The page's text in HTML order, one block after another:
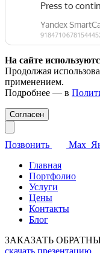
На сайте
Продолжая
применением.
Подробнее — в
Согласен
Позвонить Max
Главная
Портфолио
Услуги
Цены
Контакты
Блог
ЗАКАЗАТЬ